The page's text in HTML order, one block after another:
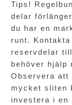
Tips!
delar
du har en
runt.
reservdelar
behöver hjälp
Observera att
mycket sliten
investera i en